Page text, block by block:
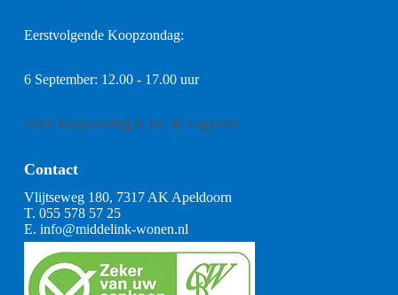
Eerstvolgende Koopzondag:
6 September: 12.00 - 17.00 uur
Geen Koopzondag in Juli & Augustus
Contact
Vlijtseweg 180, 7317 AK Apeldoorn
T. 055 578 57 25
E. info@middelink-wonen.nl